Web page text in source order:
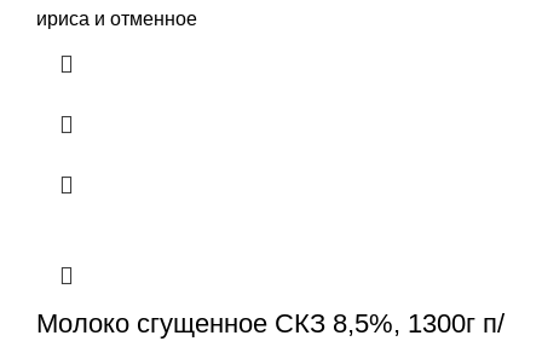
ириса и отменное
Молоко сгущенное СКЗ 8,5%, 1300г п/